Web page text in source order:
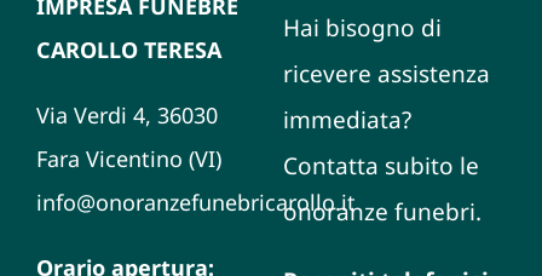
IMPRESA FUNEBRE
CAROLLO TERESA
Via Verdi 4, 36030
Fara Vicentino (VI)
info@onoranzefunebricarollo.it
Orario apertura:
Hai bisogno di
ricevere assistenza
immediata?
Contatta subito le
onoranze funebri.